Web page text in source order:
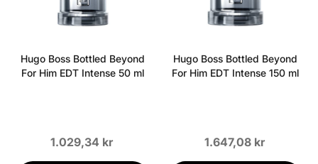
Hugo Boss Bottled Beyond
For Him EDT Intense 50 ml
1.029,34 kr
Hugo Boss Bottled Beyond
For Him EDT Intense 150 ml
1.647,08 kr